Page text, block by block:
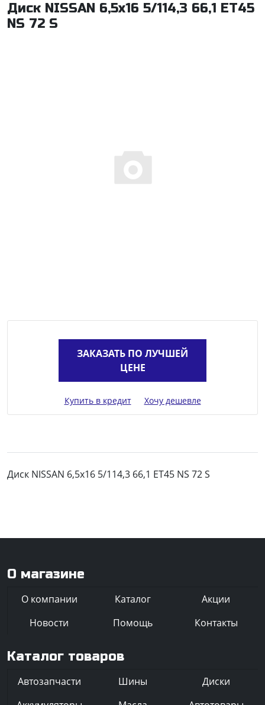
Диск NISSAN 6,5x16 5/114,3 66,1 ET45
NS 72 S
ЗАКАЗАТЬ ПО ЛУЧШЕЙ
ЦЕНЕ
Купить в кредит Хочу дешевле
Диск NISSAN 6,5x16 5/114,3 66,1 ET45 NS 72 S
О магазине
О компании Каталог
Акции
Новости
Помощь Контакты
Каталог товаров
Автозапчасти Шины
Диски